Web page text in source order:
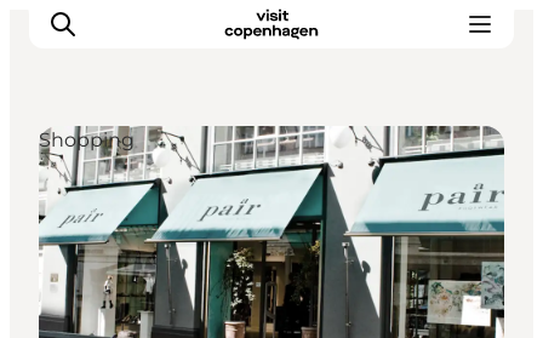
Aktivitäten
Essen und Trinken
Planen
Shopping